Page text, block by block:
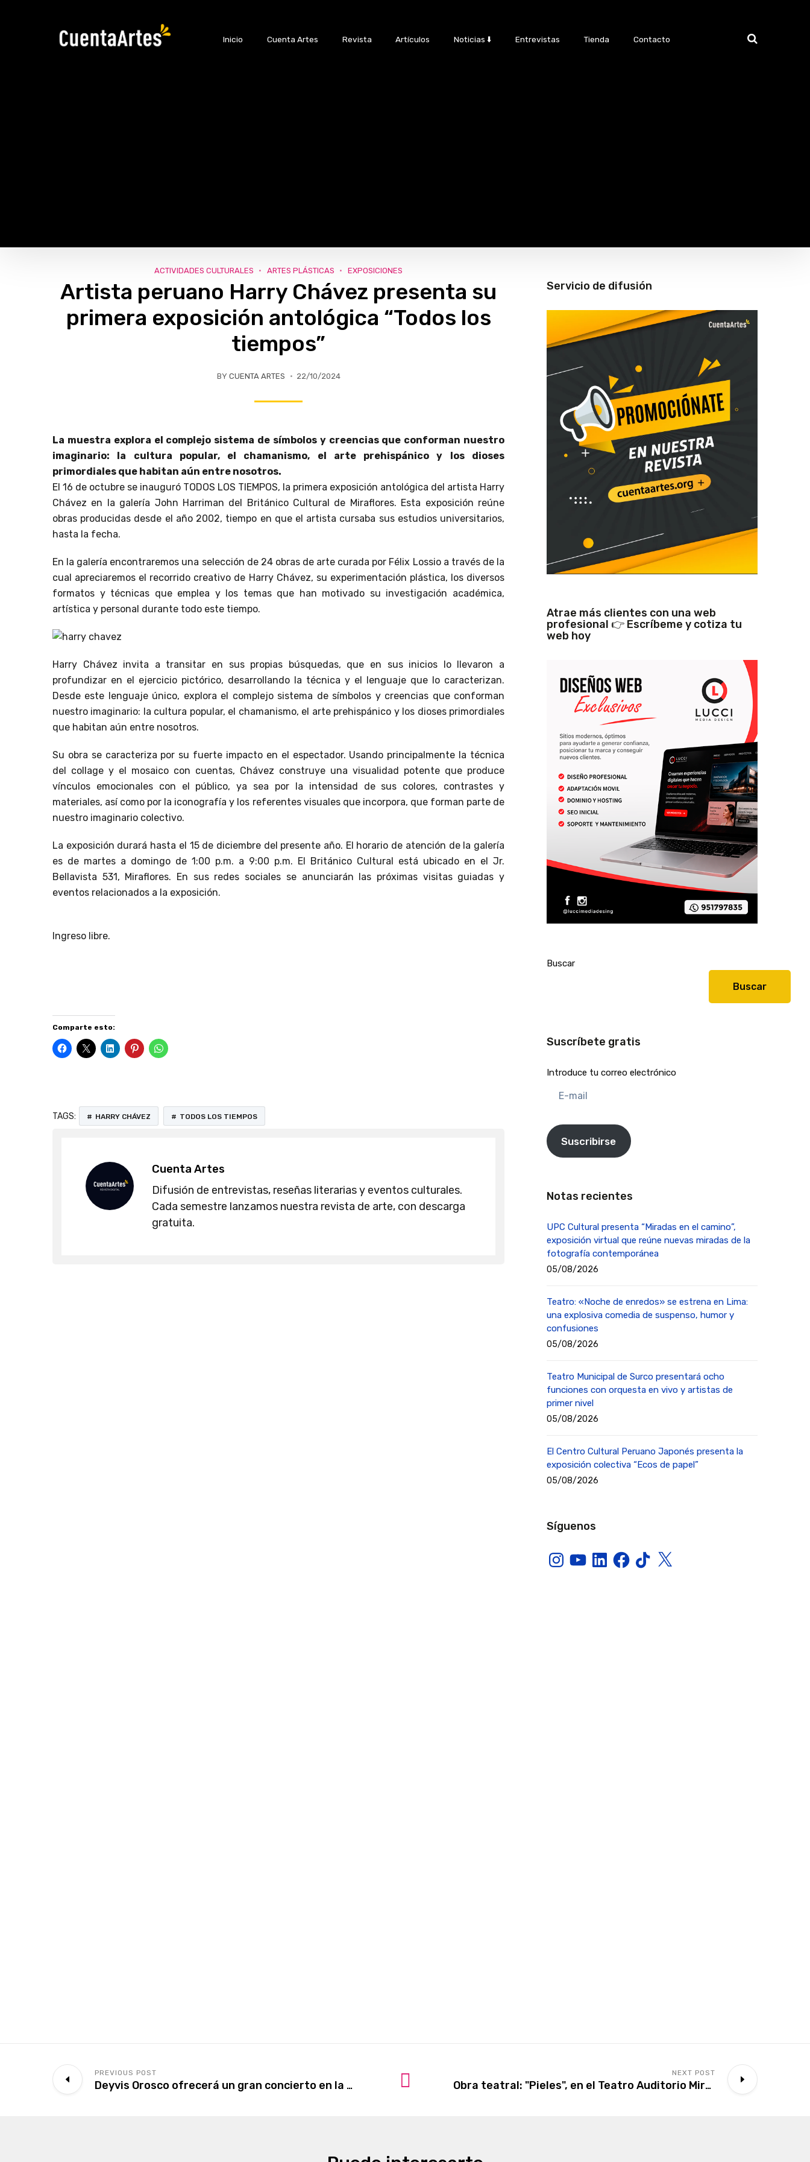
Inicio Cuenta Artes Revista Artículos Noticias ⬇️ Entrevistas Tienda Contacto
ACTIVIDADES CULTURALES ARTES PLÁSTICAS EXPOSICIONES
Artista peruano Harry Chávez presenta su
primera exposición antológica “Todos los
tiempos”
BY CUENTA ARTES 22/10/2024
La muestra explora el complejo sistema de símbolos y creencias que conforman nuestro
imaginario: la cultura popular, el chamanismo, el arte prehispánico y los dioses
primordiales que habitan aún entre nosotros.
El 16 de octubre se inauguró TODOS LOS TIEMPOS, la primera exposición antológica del artista Harry
Chávez en la galería John Harriman del Británico Cultural de Miraflores. Esta exposición reúne
obras producidas desde el año 2002, tiempo en que el artista cursaba sus estudios universitarios,
hasta la fecha.
En la galería encontraremos una selección de 24 obras de arte curada por Félix Lossio a través de la
cual apreciaremos el recorrido creativo de Harry Chávez, su experimentación plástica, los diversos
formatos y técnicas que emplea y los temas que han motivado su investigación académica,
artística y personal durante todo este tiempo.
Harry Chávez invita a transitar en sus propias búsquedas, que en sus inicios lo llevaron a
profundizar en el ejercicio pictórico, desarrollando la técnica y el lenguaje que lo caracterizan.
Desde este lenguaje único, explora el complejo sistema de símbolos y creencias que conforman
nuestro imaginario: la cultura popular, el chamanismo, el arte prehispánico y los dioses primordiales
que habitan aún entre nosotros.
Su obra se caracteriza por su fuerte impacto en el espectador. Usando principalmente la técnica
del collage y el mosaico con cuentas, Chávez construye una visualidad potente que produce
vínculos emocionales con el público, ya sea por la intensidad de sus colores, contrastes y
materiales, así como por la iconografía y los referentes visuales que incorpora, que forman parte de
nuestro imaginario colectivo.
La exposición durará hasta el 15 de diciembre del presente año. El horario de atención de la galería
es de martes a domingo de 1:00 p.m. a 9:00 p.m. El Británico Cultural está ubicado en el Jr.
Bellavista 531, Miraflores. En sus redes sociales se anunciarán las próximas visitas guiadas y
eventos relacionados a la exposición.
Ingreso libre.
Comparte esto:
TAGS: HARRY CHÁVEZ TODOS LOS TIEMPOS
Cuenta Artes
Difusión de entrevistas, reseñas literarias y eventos culturales.
Cada semestre lanzamos nuestra revista de arte, con descarga
gratuita.
Servicio de difusión
Atrae más clientes con una web
profesional 👉 Escríbeme y cotiza tu
web hoy
Buscar
Buscar
Suscríbete gratis
Introduce tu correo electrónico
mail
Suscribirse
Notas recientes
UPC Cultural presenta “Miradas en el camino”,
exposición virtual que reúne nuevas miradas de la
fotografía contemporánea
05/08/2026
Teatro: «Noche de enredos» se estrena en Lima:
una explosiva comedia de suspenso, humor y
confusiones
05/08/2026
Teatro Municipal de Surco presentará ocho
funciones con orquesta en vivo y artistas de
primer nivel
05/08/2026
El Centro Cultural Peruano Japonés presenta la
exposición colectiva “Ecos de papel”
05/08/2026
Síguenos
InstagramYouTubeLinkedInFacebook
TikTokX
PREVIOUS POST
Deyvis Orosco ofrecerá un gran concierto en la Noche MALI
NEXT POST
Obra teatral: "Pieles", en el Teatro Auditorio Miraflores